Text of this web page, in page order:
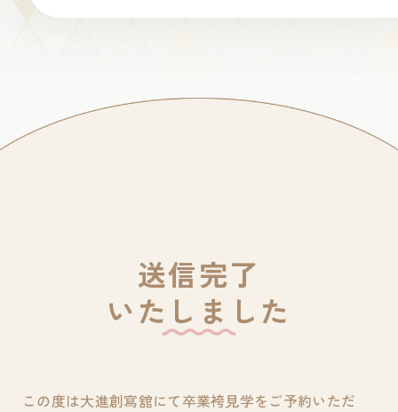
送信完了
いたしました
この度は大進創寫舘にて卒業袴見学をご予約いただ